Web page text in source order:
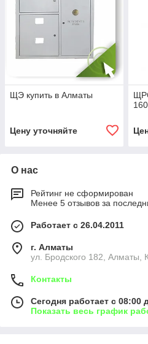
ЩЭ купить в Алматы
Цену уточняйте
О нас
Рейтинг не сформирован
Менее 5 отзывов за
Работает с 26.04.2011
г. Алматы
ул. Бродского 182, Алматы,
Контакты
Сегодня работает с 08:00
Показать весь график